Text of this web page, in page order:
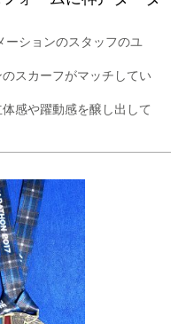
ションのスタッフのユ
スカーフがマッチしてい
感や躍動感を醸し出して